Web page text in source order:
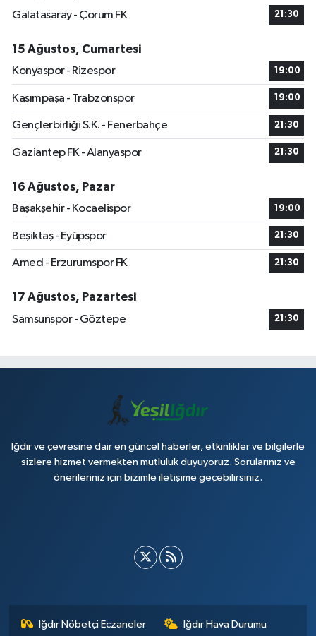
Galatasaray - Çorum FK
21:30
15 Ağustos, Cumartesi
Konyaspor - Rizespor
19:00
Kasımpaşa - Trabzonspor 19:00
Gençlerbirliği S.K. - Fenerbahçe 21:30
Gaziantep FK - Alanyaspor 21:30
16 Ağustos, Pazar
Başakşehir - Kocaelispor
19:00
Beşiktaş - Eyüpspor 21:30
Amed - Erzurumspor FK 21:30
17 Ağustos, Pazartesi
Samsunspor - Göztepe
21:30
Iğdır ve çevresine dair en güncel haberler, etkinlikler ve bilgilerle
sizlere hizmet vermekten mutluluk duyuyoruz. Sorularınız ve
önerileriniz için bizimle iletişime geçebilirsiniz.
Iğdır Nöbetçi Eczaneler Iğdır Hava Durumu